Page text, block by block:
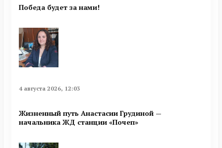
Победа будет за нами!
4 августа 2026, 12:03
Жизненный путь Анастасии Грудиной —
начальника ЖД станции «Почеп»